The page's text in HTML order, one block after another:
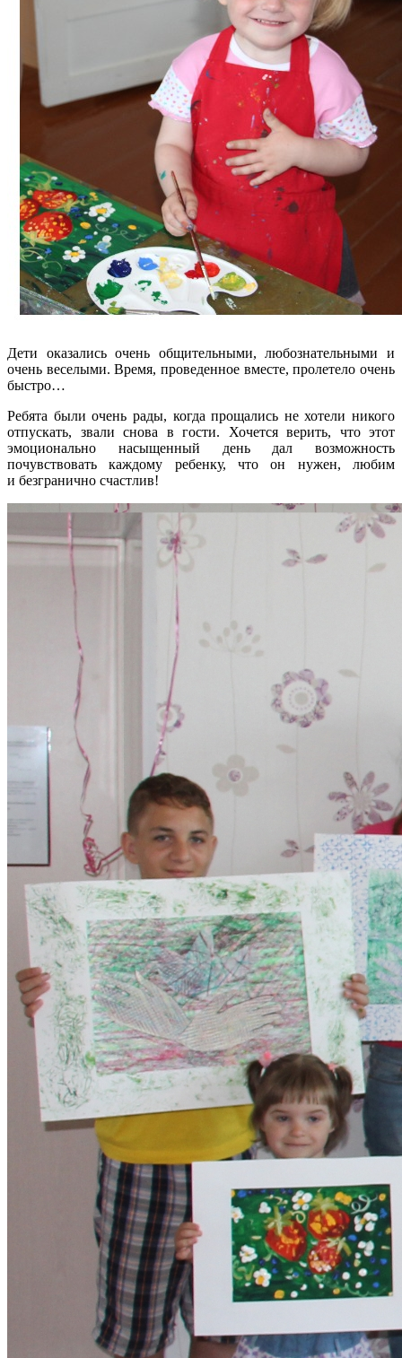
Дети оказались очень общительными, любознательными и
очень веселыми. Время, проведенное вместе, пролетело очень
быстро…
Ребята были очень рады, когда прощались не хотели никого
отпускать, звали снова в гости. Хочется верить, что этот
эмоционально насыщенный день дал возможность
почувствовать каждому ребенку, что он нужен, любим
и безгранично счастлив!